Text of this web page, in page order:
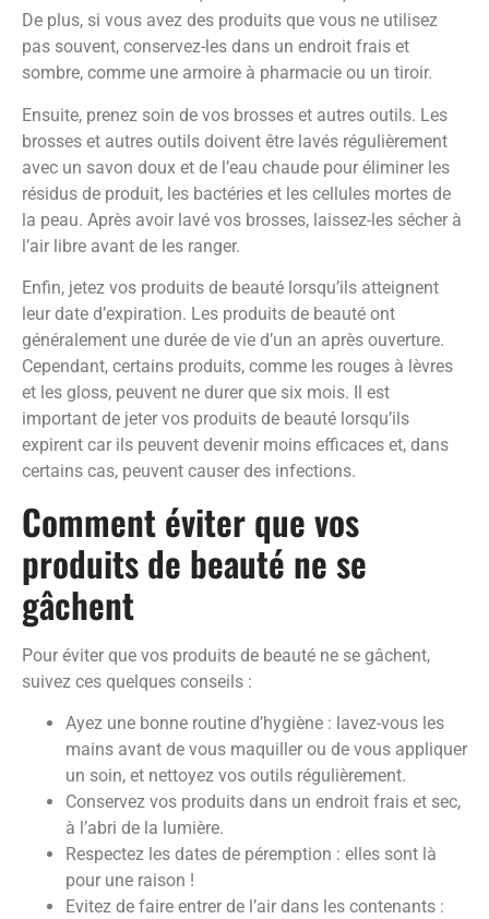
De plus, si vous avez des produits que vous ne utilisez
pas souvent, conservez-les dans un endroit frais et
sombre, comme une armoire à pharmacie ou un tiroir.
Ensuite, prenez soin de vos brosses et autres outils. Les
brosses et autres outils doivent être lavés régulièrement
avec un savon doux et de l’eau chaude pour éliminer les
résidus de produit, les bactéries et les cellules mortes de
la peau. Après avoir lavé vos brosses, laissez-les sécher à
l’air libre avant de les ranger.
Enfin, jetez vos produits de beauté lorsqu’ils atteignent
leur date d’expiration. Les produits de beauté ont
généralement une durée de vie d’un an après ouverture.
Cependant, certains produits, comme les rouges à lèvres
et les gloss, peuvent ne durer que six mois. Il est
important de jeter vos produits de beauté lorsqu’ils
expirent car ils peuvent devenir moins efficaces et, dans
certains cas, peuvent causer des infections.
Comment éviter que vos
produits de beauté ne se
gâchent
Pour éviter que vos produits de beauté ne se gâchent,
suivez ces quelques conseils :
Ayez une bonne routine d’hygiène : lavez-vous les
mains avant de vous maquiller ou de vous appliquer
un soin, et nettoyez vos outils régulièrement.
Conservez vos produits dans un endroit frais et sec,
à l’abri de la lumière.
Respectez les dates de péremption : elles sont là
pour une raison !
Evitez de faire entrer de l’air dans les contenants :